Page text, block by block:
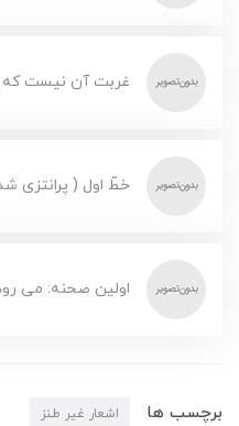
غربت آن نیست که
خطّ اول ( پرانتزی
اولین صحنه: می
برچسب ها اشعار غیر طنز